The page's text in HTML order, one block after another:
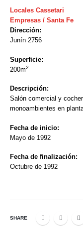
Locales Cassetari
Empresas / Santa Fe
Dirección:
Junín 2756
Superficie:
200m2
Descripción:
Salón comercial y
monoambientes en
Fecha de inicio:
Mayo de 1992
Fecha de finalización:
Octubre de 1992
SHARE